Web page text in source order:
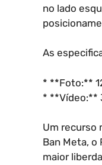
no lado
As
* **Foto:**
* **Vídeo:**
Um recurso
Ban Meta,
maior